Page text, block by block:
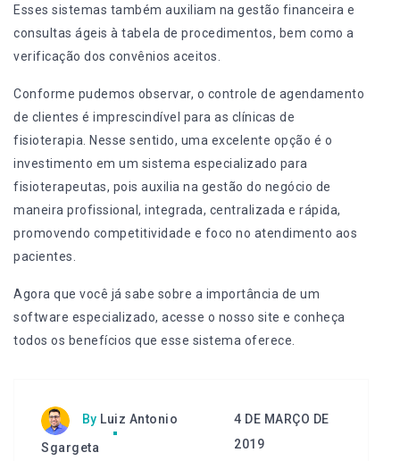
Esses sistemas também auxiliam na gestão financeira e
consultas ágeis à tabela de procedimentos, bem como a
verificação dos convênios aceitos.
Conforme pudemos observar, o controle de agendamento
de clientes é imprescindível para as clínicas de
fisioterapia. Nesse sentido, uma excelente opção é o
investimento em um sistema especializado para
fisioterapeutas, pois auxilia na gestão do negócio de
maneira profissional, integrada, centralizada e rápida,
promovendo competitividade e foco no atendimento aos
pacientes.
Agora que você já sabe sobre a importância de um
software especializado, acesse o nosso site e conheça
todos os benefícios que esse sistema oferece.
By Luiz Antonio
Sgargeta
4 DE MARÇO DE
2019